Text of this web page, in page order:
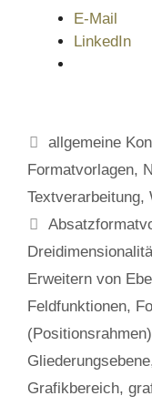
E-Mail
LinkedIn
Kategorien
allgemeine
Formatvorlagen,
Textverarbeitung,
Schlagwörter
Erweitern von
Feldfunktionen,
(Positionsrahmen)
Gliederungsebene
Grafikbereich,